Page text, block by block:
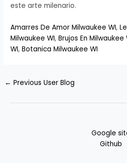
este arte milenario.
Amarres De Amor Milwaukee WI,
Milwaukee WI,Brujos En Milwaukee
WI,Botanica Milwaukee WI
← Previous User Blog
Google
Github